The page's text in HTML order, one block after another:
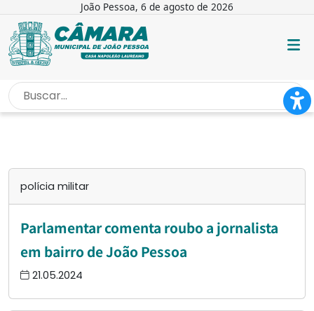
João Pessoa, 6 de agosto de 2026
INÍCIO /
polícia militar
Parlamentar comenta roubo a jornalista
em bairro de João Pessoa
21.05.2024